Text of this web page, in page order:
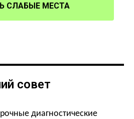
СЛАБЫЕ МЕСТА
совет
диагностические